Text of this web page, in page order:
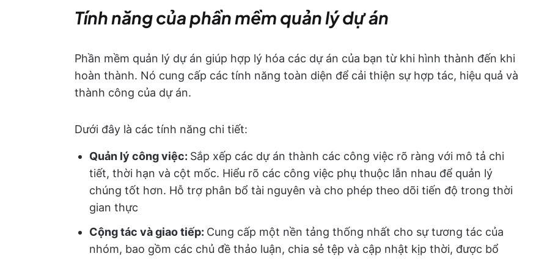
Tính năng của phần mềm quản lý dự án
Phần mềm quản lý dự án giúp hợp lý hóa các dự án của bạn từ khi hình thành đến khi
hoàn thành. Nó cung cấp các tính năng toàn diện để cải thiện sự hợp tác, hiệu quả và
thành công của dự án.
Dưới đây là các tính năng chi tiết:
Quản lý công việc: Sắp xếp các dự án thành các công việc rõ ràng với mô tả chi
tiết, thời hạn và cột mốc. Hiểu rõ các công việc phụ thuộc lẫn nhau để quản lý
chúng tốt hơn. Hỗ trợ phân bổ tài nguyên và cho phép theo dõi tiến độ trong thời
gian thực
Cộng tác và giao tiếp: Cung cấp một nền tảng thống nhất cho sự tương tác của
nhóm, bao gồm các chủ đề thảo luận, chia sẻ tệp và cập nhật kịp thời, được bổ